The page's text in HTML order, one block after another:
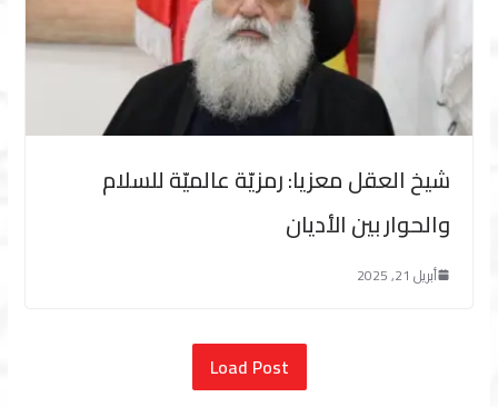
شيخ العقل معزيا: رمزيّة عالميّة للسلام
والحوار بين الأديان
أبريل 21, 2025
Load Post